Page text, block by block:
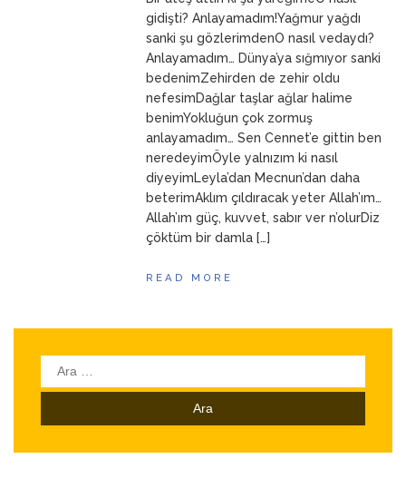
ANNEMgidişti? Anlayamadım!Yağmur yağdı
sanki şu gözlerimdenO nasıl vedaydı?
Anlayamadım… Dünya’ya sığmıyor sanki
bedenimZehirden de zehir oldu
nefesimDağlar taşlar ağlar halime
benimYokluğun çok zormuş
anlayamadım… Sen Cennet’e gittin ben
neredeyimÖyle yalnızım ki nasıl
diyeyimLeyla’dan Mecnun’dan daha
beterimAklım çıldıracak yeter Allah’ım…
Allah’ım güç, kuvvet, sabır ver n’olurDiz
çöktüm bir damla […]
READ MORE
Arama: